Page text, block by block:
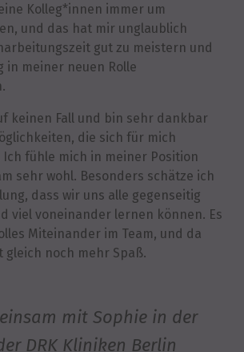
Kolleg*innen immer um
und das hat mir unglaublich
gut zu meistern und
in meiner neuen Rolle
keinen Fall und bin sehr dankbar
die sich für mich
fühle mich in meiner Position
sehr wohl. Besonders schätze ich
dass wir uns alle gegenseitig
viel voneinander lernen können. Es
Miteinander im Team, und da
gleich noch mehr Spaß.
mit Sophie in der
DRK Kliniken Berlin